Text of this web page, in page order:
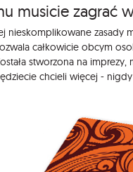
musicie zagrać
nieskomplikowane zasady
całkowicie obcym
stworzona na
chcieli więcej -